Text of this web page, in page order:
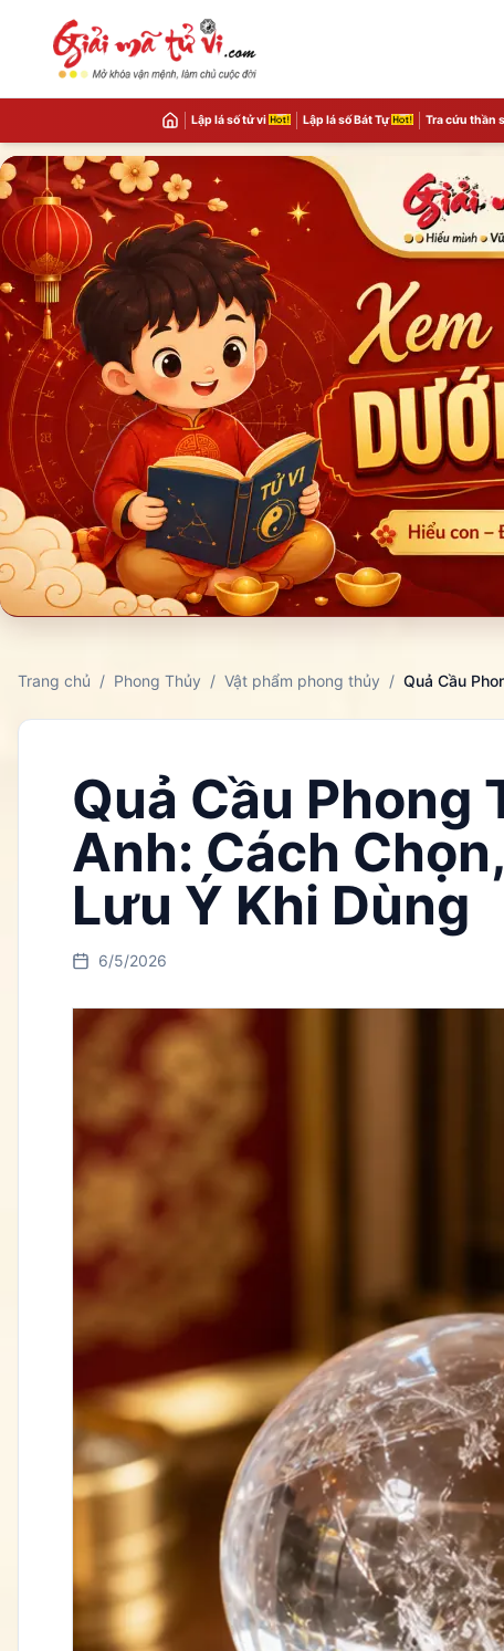
Lập lá số tử vi Lập lá số Bát Tự Tra cứu thần
Trang chủ / Phong Thủy / Vật phẩm phong thủy /
Quả Cầu Phong
Anh: Cách
Lưu Ý Khi Dùng
6/5/2026